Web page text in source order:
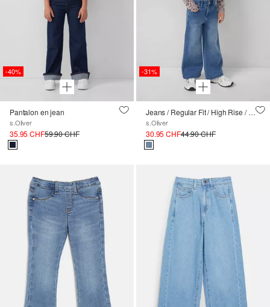
-40%
Pantalon en jean
s.Oliver
35.95 CHF59.90 CHF
-31%
Jeans / Regular Fit / High Rise / Wide Leg / Réglage de la largeur à l'intérieur / soft &amp; warm
s.Oliver
30.95 CHF44.90 CHF